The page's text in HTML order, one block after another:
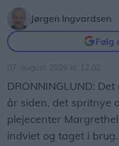
der er astrofysiker og
Sol26.
Herunder får man et
solformørkelsen
Nordjylland.
Jørgen Ingvardsen
Følg
07. august 2026 kl. 12.02
DRONNINGLUND:
år siden, det spritnye
plejecenter
indviet og taget i brug.